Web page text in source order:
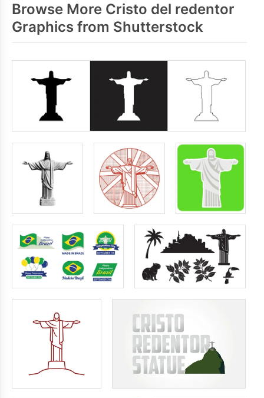
Browse More Cristo del redentor
Graphics from Shutterstock